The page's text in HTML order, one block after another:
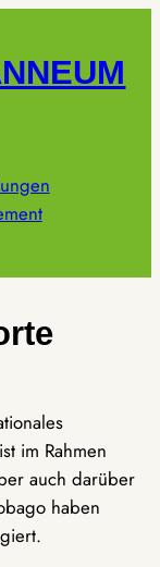
im Rahmen
auch darüber
haben